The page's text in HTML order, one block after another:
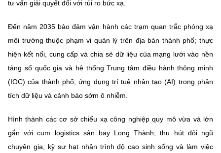
tư vấn giải quyết đối với rủi ro bức xạ.
Đến năm 2035 bảo đảm vận hành các trạm quan trắc phóng xạ
môi trường thuộc phạm vi quản lý trên địa bàn thành phố; thực
hiện kết nối, cung cấp và chia sẻ dữ liệu của mạng lưới vào nền
tảng số quốc gia và hệ thống Trung tâm điều hành thông minh
(IOC) của thành phố; ứng dụng trí tuệ nhân tạo (AI) trong phân
tích dữ liệu và cảnh báo sớm ô nhiễm.
Hình thành các cơ sở chiếu xạ công nghiệp quy mô vừa và lớn
gắn với cụm logistics sân bay Long Thành; thu hút đội ngũ
chuyên gia, kỹ sư hạt nhân trình độ cao sinh sống và làm việc